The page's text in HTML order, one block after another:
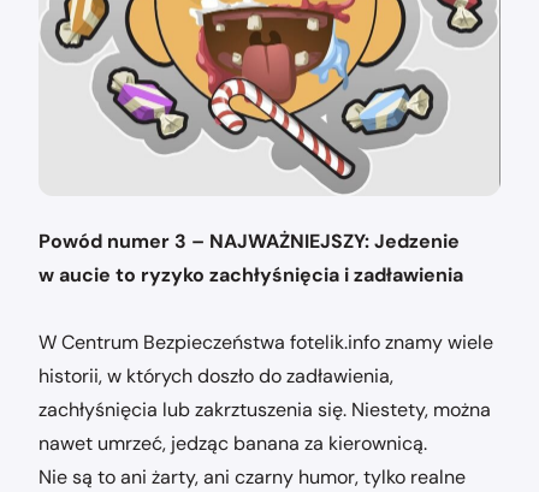
Powód numer 3 – NAJWAŻNIEJSZY: Jedzenie
w aucie to ryzyko zachłyśnięcia i zadławienia
W Centrum Bezpieczeństwa fotelik.info znamy wiele
historii, w których doszło do zadławienia,
zachłyśnięcia lub zakrztuszenia się. Niestety, można
nawet umrzeć, jedząc banana za kierownicą.
Nie są to ani żarty, ani czarny humor, tylko realne